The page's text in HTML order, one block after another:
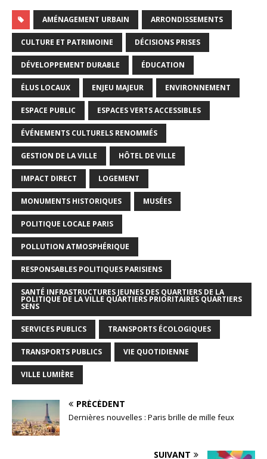
AMÉNAGEMENT URBAIN ARRONDISSEMENTS
CULTURE ET PATRIMOINE DÉCISIONS PRISES
DÉVELOPPEMENT DURABLE ÉDUCATION
ÉLUS LOCAUX ENJEU MAJEUR ENVIRONNEMENT
ESPACE PUBLIC ESPACES VERTS ACCESSIBLES
ÉVÉNEMENTS CULTURELS RENOMMÉS
GESTION DE LA VILLE HÔTEL DE VILLE
IMPACT DIRECT LOGEMENT
MONUMENTS HISTORIQUES MUSÉES
POLITIQUE LOCALE PARIS
POLLUTION ATMOSPHÉRIQUE
RESPONSABLES POLITIQUES PARISIENS
SANTÉ INFRASTRUCTURES JEUNES DES QUARTIERS DE LA
POLITIQUE DE LA VILLE QUARTIERS PRIORITAIRES QUARTIERS
SENS
SERVICES PUBLICS TRANSPORTS ÉCOLOGIQUES
TRANSPORTS PUBLICS VIE QUOTIDIENNE
VILLE LUMIÈRE
PRÉCÉDENT
Dernières nouvelles : Paris brille de mille feux
SUIVANT